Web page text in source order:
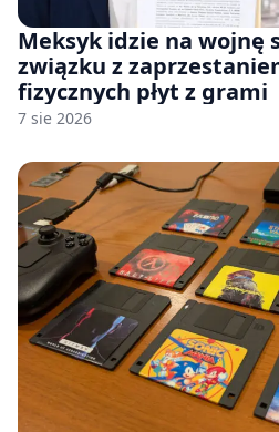
Meksyk idzie na wojnę
związku z
fizycznych płyt z grami
7 sie 2026